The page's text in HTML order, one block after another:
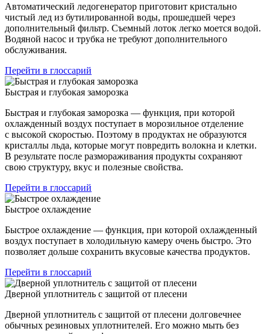
Автоматический ледогенератор приготовит кристально
чистый лед из бутилированной воды, прошедшей через
дополнительный фильтр. Съемный лоток легко моется водой.
Водяной насос и трубка не требуют дополнительного
обслуживания.
Перейти в глоссарий
Быстрая и глубокая заморозка
Быстрая и глубокая заморозка — функция, при которой
охлажденный воздух поступает в морозильное отделение
с высокой скоростью. Поэтому в продуктах не образуются
кристаллы льда, которые могут повредить волокна и клетки.
В результате после размораживания продукты сохраняют
свою структуру, вкус и полезные свойства.
Перейти в глоссарий
Быстрое охлаждение
Быстрое охлаждение — функция, при которой охлажденный
воздух поступает в холодильную камеру очень быстро. Это
позволяет дольше сохранить вкусовые качества продуктов.
Перейти в глоссарий
Дверной уплотнитель с защитой от плесени
Дверной уплотнитель с защитой от плесени долговечнее
обычных резиновых уплотнителей. Его можно мыть без